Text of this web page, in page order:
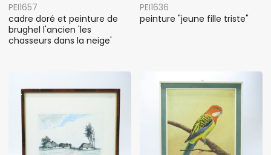
PEI1657
cadre doré et peinture de
brughel l'ancien 'les
chasseurs dans la neige'
PEI1636
peinture "jeune fille triste"